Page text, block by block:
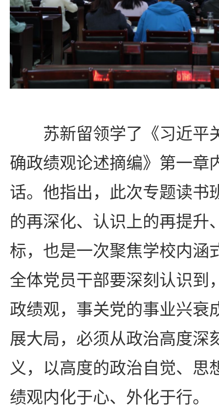
苏新留领学了《习近平
确政绩观论述摘编》第一章
话。他指出，此次专题读书
的再深化、认识上的再提升
标，也是一次聚焦学校内涵
全体党员干部要深刻认识到
政绩观，事关党的事业兴衰
展大局，必须从政治高度深
义，以高度的政治自觉、思
绩观内化于心、外化于行。